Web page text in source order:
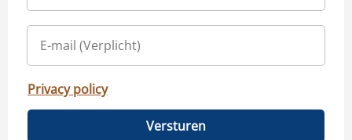
Privacy policy
Versturen